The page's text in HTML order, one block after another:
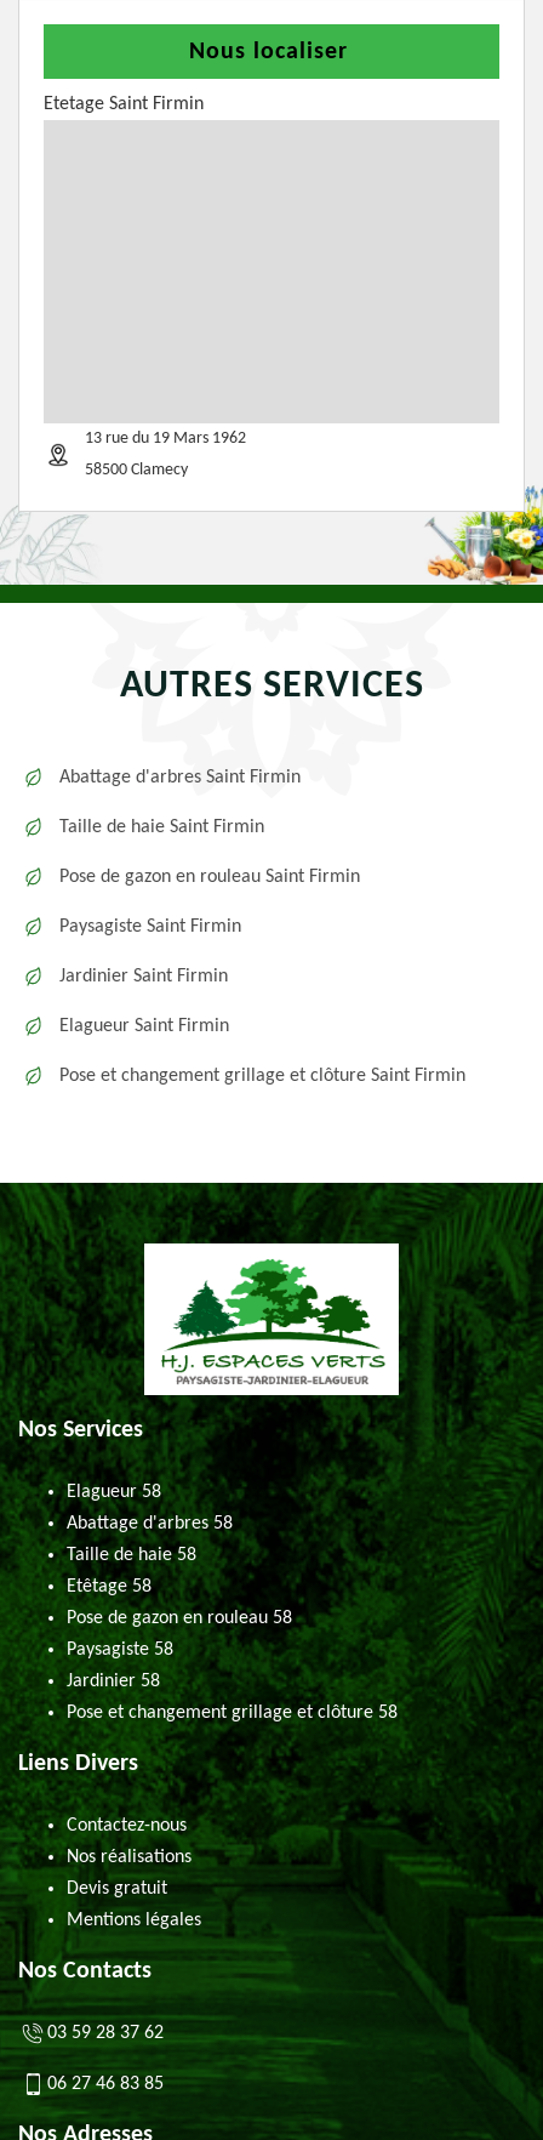
Nous localiser
Etetage Saint Firmin
13 rue du 19 Mars 1962
58500 Clamecy
AUTRES SERVICES
Abattage d'arbres Saint Firmin
Taille de haie Saint Firmin
Pose de gazon en rouleau Saint Firmin
Paysagiste Saint Firmin
Jardinier Saint Firmin
Elagueur Saint Firmin
Pose et changement grillage et clôture Saint Firmin
Nos Services
Elagueur 58
Abattage d'arbres 58
Taille de haie 58
Etêtage 58
Pose de gazon en rouleau 58
Paysagiste 58
Jardinier 58
Pose et changement grillage et clôture 58
Liens Divers
Contactez-nous
Nos réalisations
Devis gratuit
Mentions légales
Nos Contacts
03 59 28 37 62
06 27 46 83 85
Nos Adresses